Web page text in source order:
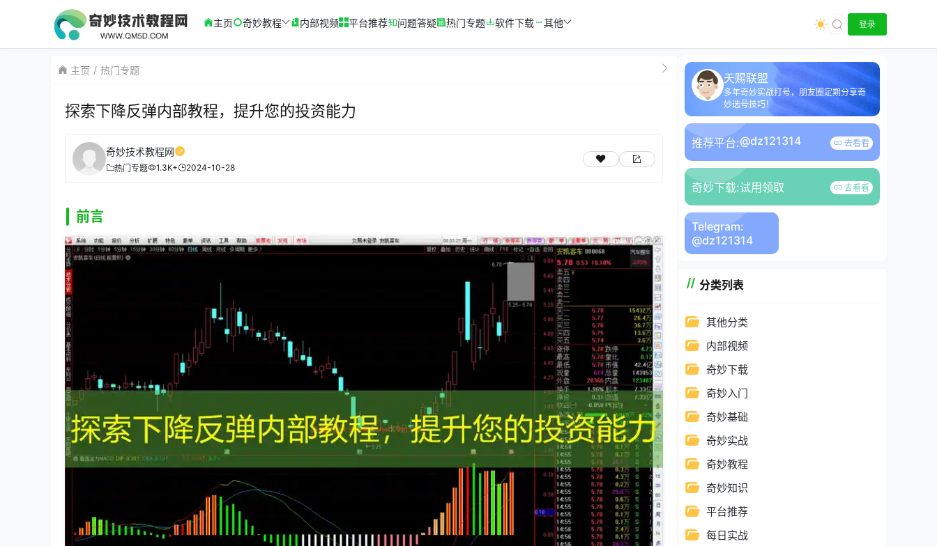
主页 奇妙教程 内部视频 平台推荐 问题答疑 热门专题 软件下载 其他 登录
主页 热门专题
探索下降反弹内部教程，提升您的投资能力
奇妙技术教程网
热门专题 1.3K+ 2024-10-28
前言
天赐联盟
多年奇妙实战打号，朋友圈定期分享奇
妙选号技巧！
推荐平台:@dz121314 去看看
奇妙下载:试用领取 去看看
Telegram:
@dz121314
分类列表
其他分类
内部视频
奇妙下载
奇妙入门
奇妙基础
奇妙实战
奇妙教程
奇妙知识
平台推荐
每日实战